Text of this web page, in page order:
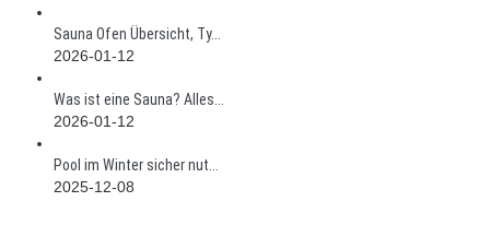
Sauna Ofen Übersicht, Ty...
2026-01-12
Was ist eine Sauna? Alles...
2026-01-12
Pool im Winter sicher nut...
2025-12-08